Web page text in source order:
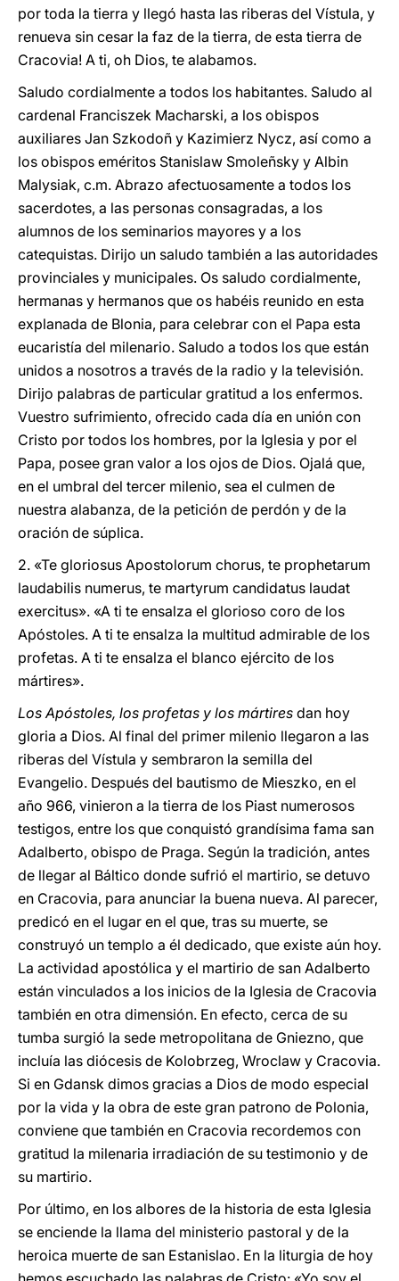
por toda la tierra y llegó hasta las riberas del Vístula, y
renueva sin cesar la faz de la tierra, de esta tierra de
Cracovia! A ti, oh Dios, te alabamos.
Saludo cordialmente a todos los habitantes. Saludo al
cardenal Franciszek Macharski, a los obispos
auxiliares Jan Szkodoñ y Kazimierz Nycz, así como a
los obispos eméritos Stanislaw Smoleñsky y Albin
Malysiak, c.m. Abrazo afectuosamente a todos los
sacerdotes, a las personas consagradas, a los
alumnos de los seminarios mayores y a los
catequistas. Dirijo un saludo también a las autoridades
provinciales y municipales. Os saludo cordialmente,
hermanas y hermanos que os habéis reunido en esta
explanada de Blonia, para celebrar con el Papa esta
eucaristía del milenario. Saludo a todos los que están
unidos a nosotros a través de la radio y la televisión.
Dirijo palabras de particular gratitud a los enfermos.
Vuestro sufrimiento, ofrecido cada día en unión con
Cristo por todos los hombres, por la Iglesia y por el
Papa, posee gran valor a los ojos de Dios. Ojalá que,
en el umbral del tercer milenio, sea el culmen de
nuestra alabanza, de la petición de perdón y de la
oración de súplica.
2. «Te gloriosus Apostolorum chorus, te prophetarum
laudabilis numerus, te martyrum candidatus laudat
exercitus». «A ti te ensalza el glorioso coro de los
Apóstoles. A ti te ensalza la multitud admirable de los
profetas. A ti te ensalza el blanco ejército de los
mártires».
Los Apóstoles, los profetas y los mártires dan hoy
gloria a Dios. Al final del primer milenio llegaron a las
riberas del Vístula y sembraron la semilla del
Evangelio. Después del bautismo de Mieszko, en el
año 966, vinieron a la tierra de los Piast numerosos
testigos, entre los que conquistó grandísima fama san
Adalberto, obispo de Praga. Según la tradición, antes
de llegar al Báltico donde sufrió el martirio, se detuvo
en Cracovia, para anunciar la buena nueva. Al parecer,
predicó en el lugar en el que, tras su muerte, se
construyó un templo a él dedicado, que existe aún hoy.
La actividad apostólica y el martirio de san Adalberto
están vinculados a los inicios de la Iglesia de Cracovia
también en otra dimensión. En efecto, cerca de su
tumba surgió la sede metropolitana de Gniezno, que
incluía las diócesis de Kolobrzeg, Wroclaw y Cracovia.
Si en Gdansk dimos gracias a Dios de modo especial
por la vida y la obra de este gran patrono de Polonia,
conviene que también en Cracovia recordemos con
gratitud la milenaria irradiación de su testimonio y de
su martirio.
Por último, en los albores de la historia de esta Iglesia
se enciende la llama del ministerio pastoral y de la
heroica muerte de san Estanislao. En la liturgia de hoy